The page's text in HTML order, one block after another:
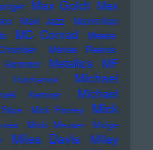
Max Goldt Max
Maxi Jazz
Maximilian
MC Conrad
Meese
Mense Reents
Hammer Metallica MF
Hutchence
Michael
Kemner
Michael
Mick Harvey
Mick
Micki Meuser
Midge
Miles Davis
Miley